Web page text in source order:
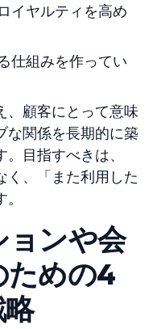
イヤルティを高め
仕組みを作ってい
、顧客にとって意味
な関係を長期的に築
目指すべきは、
く、「また利用した
ンや会
ための4